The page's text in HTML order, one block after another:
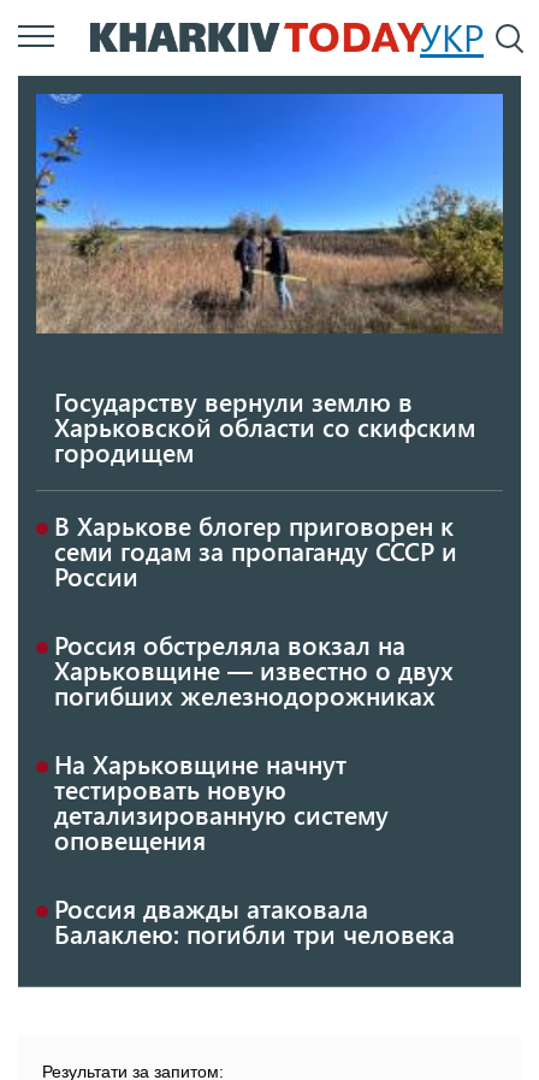
Перейти
к
УКР
Государству вернули землю в
Харьковской области со скифским
городищем
В Харькове блогер приговорен к
семи годам за пропаганду СССР и
России
Россия обстреляла вокзал на
Харьковщине — известно о двух
погибших железнодорожниках
На Харьковщине начнут
тестировать новую
детализированную систему
оповещения
Россия дважды атаковала
Балаклею: погибли три человека
Результати за запитом: